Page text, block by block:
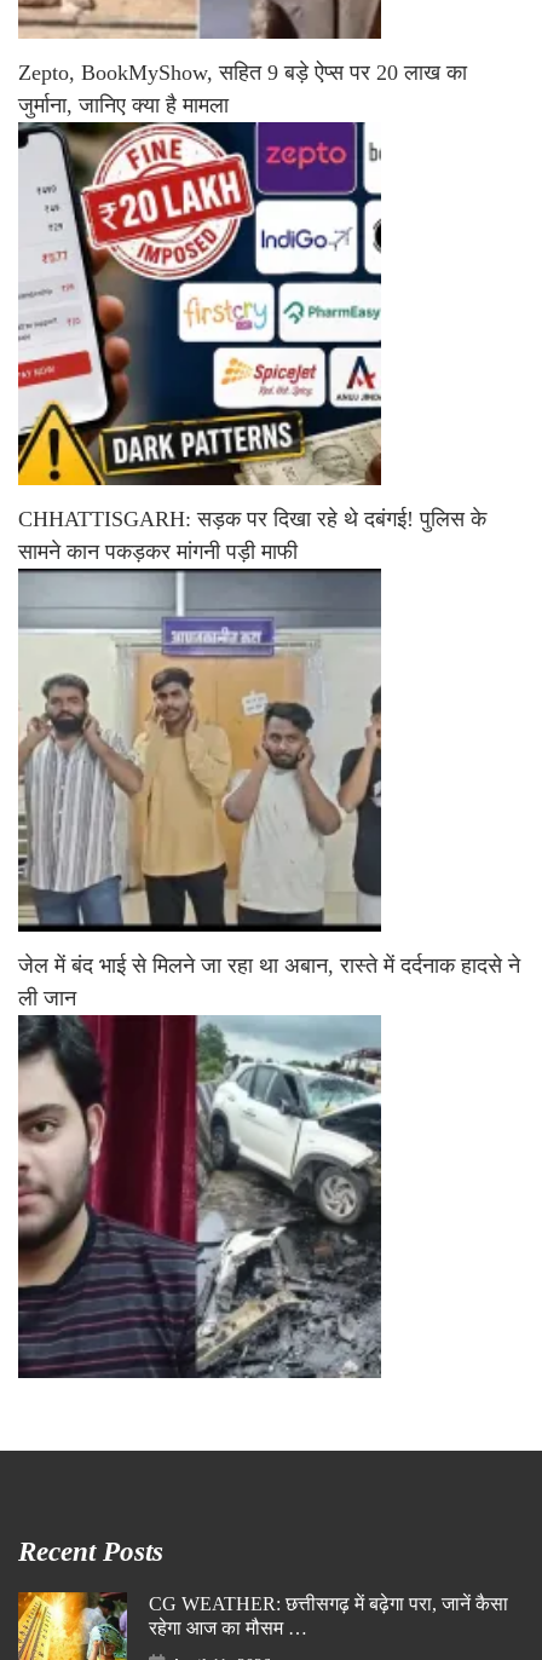
Zepto, BookMyShow, सहित 9 बड़े ऐप्स पर 20 लाख का
जुर्माना, जानिए क्या है मामला
CHHATTISGARH: सड़क पर दिखा रहे थे दबंगई! पुलिस के
सामने कान पकड़कर मांगनी पड़ी माफी
जेल में बंद भाई से मिलने जा रहा था अबान, रास्ते में दर्दनाक हादसे ने
ली जान
Recent Posts
CG WEATHER: छत्तीसगढ़ में बढ़ेगा परा, जानें कैसा
रहेगा आज का मौसम …